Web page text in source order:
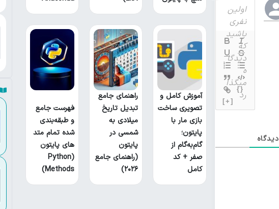
{}
[+]
دیدگاه
آموزش کامل و
تصویری ساخت
بازی مار با
پایتون؛
گام‌به‌گام از
صفر + کد
کامل
راهنمای جامع
تبدیل تاریخ
میلادی به
شمسی در
پایتون
(راهنمای جامع
۲۰۲۶)
فهرست جامع
و طبقه‌بندی
شده تمام متد
های پایتون
(Python
Methods)